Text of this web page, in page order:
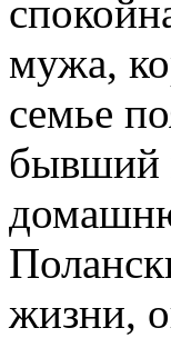
мужа,
семье
бывший
жизни,